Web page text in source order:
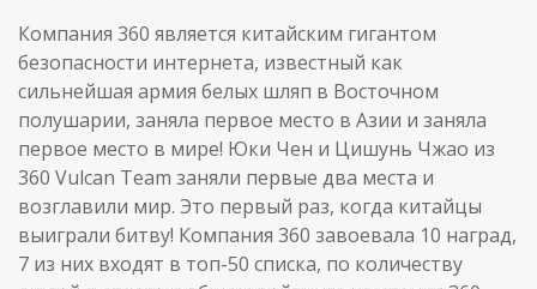
Компания 360 является китайским гигантом
безопасности интернета, известный как
сильнейшая армия белых шляп в Восточном
полушарии, заняла первое место в Азии и заняла
первое место в мире! Юки Чен и Цишунь Чжао из
360 Vulcan Team заняли первые два места и
возглавили мир. Это первый раз, когда китайцы
выиграли битву! Компания 360 завоевала 10 наград,
7 из них входят в топ-50 списка, по количеству